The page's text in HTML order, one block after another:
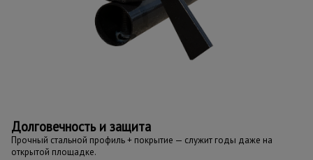
Долговечность и защита
Прочный стальной профиль + покрытие — служит годы даже на
открытой площадке.